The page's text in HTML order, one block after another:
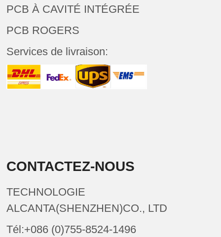
PCB À CAVITÉ INTÉGRÉE
PCB ROGERS
Services de livraison:
CONTACTEZ-NOUS
TECHNOLOGIE
ALCANTA(SHENZHEN)CO., LTD
Tél:+086 (0)755-8524-1496